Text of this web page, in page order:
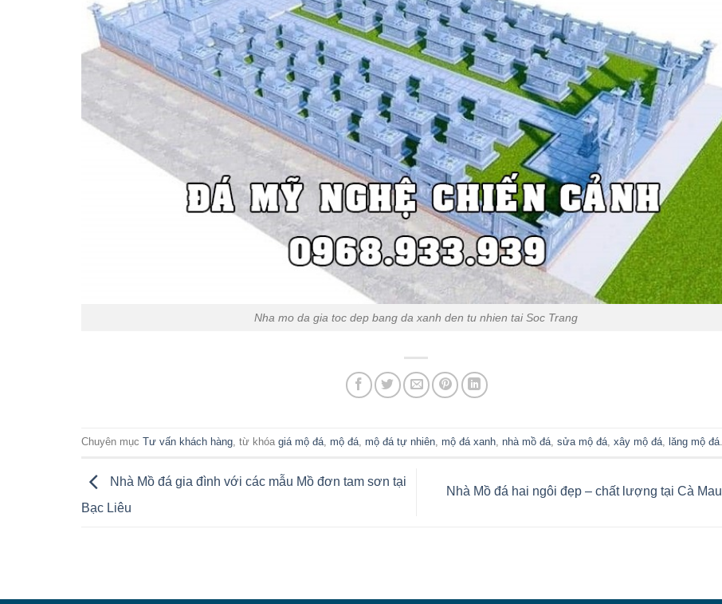
Nha mo da gia toc dep bang da xanh den tu nhien tai Soc Trang
Chuyên mục Tư vấn khách hàng , từ khóa giá mộ đá mộ đá mộ đá tự nhiên mộ đá xanh nhà mồ đá sửa mộ đá xây mộ đá lăng mộ đá
Nhà Mồ đá gia đình với các mẫu Mồ đơn tam sơn tại
Bạc Liêu
Nhà Mồ đá hai ngôi đẹp – chất lượng tại Cà Mau